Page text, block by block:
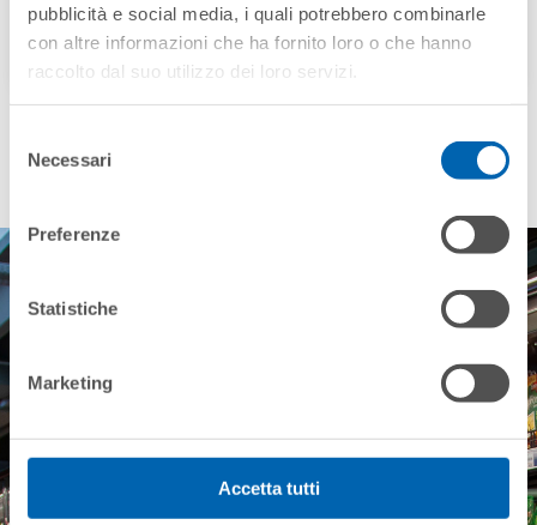
pubblicità e social media, i quali potrebbero combinarle
con altre informazioni che ha fornito loro o che hanno
raccolto dal suo utilizzo dei loro servizi.
delNecessari
Preferenze
Statistiche
Marketing
Accetta tutti
HFC condensing units
Choose the solution
that best suits your
needs